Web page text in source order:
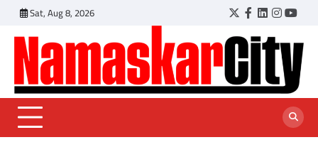
content
Sat, Aug 8, 2026 Twitter
Facebook
LinkedIn